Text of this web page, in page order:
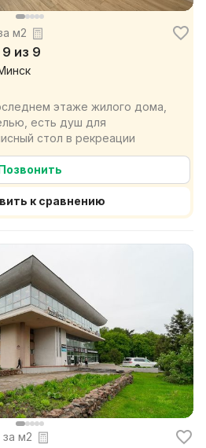
м2
из 9
этаже жилого дома,
есть душ для
стол в рекреации
к сравнению
за м2